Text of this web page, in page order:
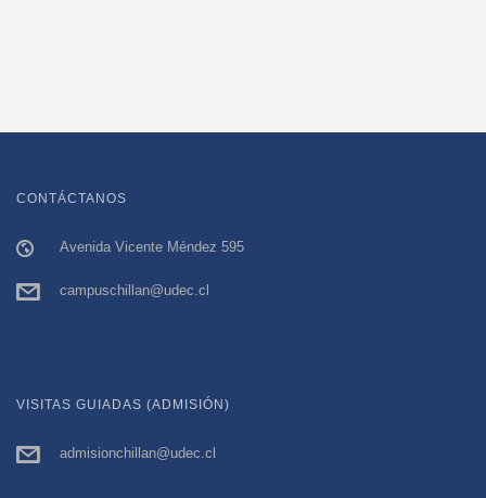
CONTÁCTANOS
Avenida Vicente Méndez 595
campuschillan@udec.cl
VISITAS GUIADAS (ADMISIÓN)
admisionchillan@udec.cl